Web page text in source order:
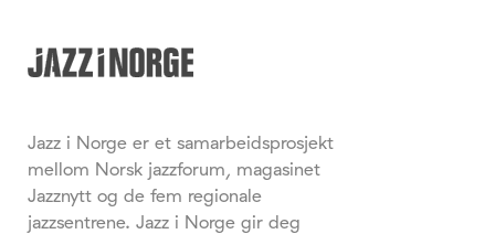
Jazz i Norge er et samarbeidsprosjekt
mellom Norsk jazzforum, magasinet
Jazznytt og de fem regionale
jazzsentrene. Jazz i Norge gir deg